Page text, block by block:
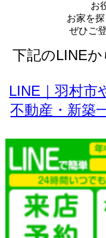
お
お家を
ぜひご
下記のLINE
LINE｜羽村市
不動産・新築